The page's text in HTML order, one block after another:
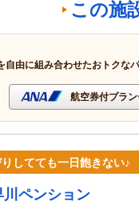
この施
自由に組み合わせたおトクな
航空券付プラ
してても一日飽きない♪
川ペンション